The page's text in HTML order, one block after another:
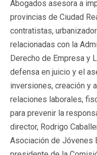
Abogados asesora a
provincias de Ciudad
contratistas,
relacionadas con la
Derecho de Empresa y
defensa en juicio y el
inversiones, creación y
relaciones laborales,
para prevenir la
director, Rodrigo
Asociación de Jóvenes